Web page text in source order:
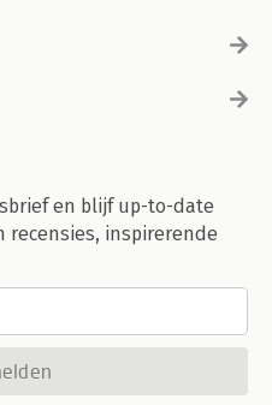
en blijf up-to-date
recensies, inspirerende